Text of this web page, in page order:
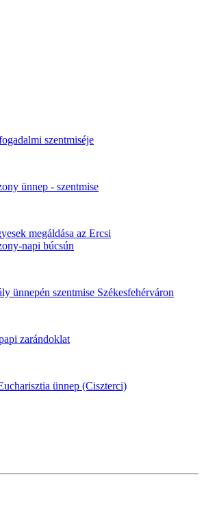
szentmiséje
ünnep - szentmise
megáldása az Ercsi
napi búcsún
ünnepén szentmise Székesfehérváron
zarándoklat
ünnep (Ciszterci)